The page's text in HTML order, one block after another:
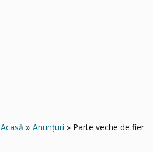
Acasă Anunțuri Parte veche de fier